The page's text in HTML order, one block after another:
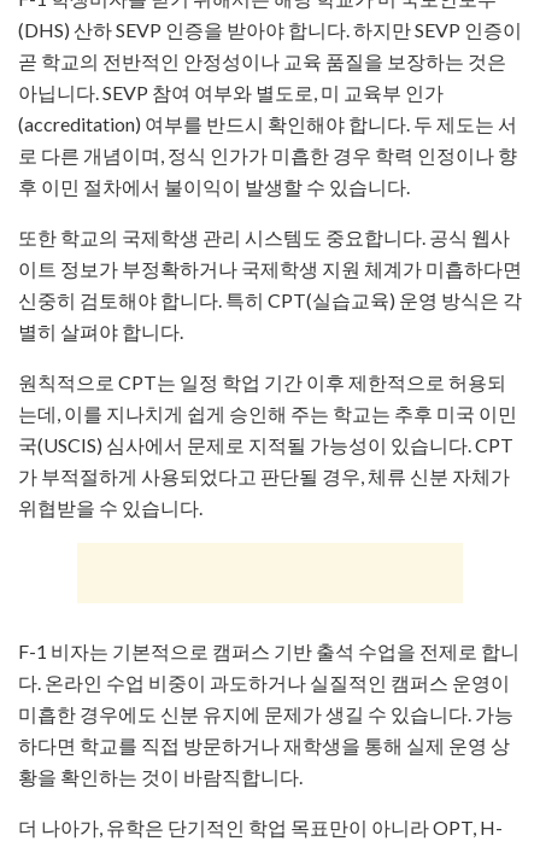
(DHS) 산하 SEVP 인증을 받아야 합니다. 하지만 SEVP 인증이
곧 학교의 전반적인 안정성이나 교육 품질을 보장하는 것은
아닙니다. SEVP 참여 여부와 별도로, 미 교육부 인가
(accreditation) 여부를 반드시 확인해야 합니다. 두 제도는 서
로 다른 개념이며, 정식 인가가 미흡한 경우 학력 인정이나 향
후 이민 절차에서 불이익이 발생할 수 있습니다.
또한 학교의 국제학생 관리 시스템도 중요합니다. 공식 웹사
이트 정보가 부정확하거나 국제학생 지원 체계가 미흡하다면
신중히 검토해야 합니다. 특히 CPT(실습교육) 운영 방식은 각
별히 살펴야 합니다.
원칙적으로 CPT는 일정 학업 기간 이후 제한적으로 허용되
는데, 이를 지나치게 쉽게 승인해 주는 학교는 추후 미국 이민
국(USCIS) 심사에서 문제로 지적될 가능성이 있습니다. CPT
가 부적절하게 사용되었다고 판단될 경우, 체류 신분 자체가
위협받을 수 있습니다.
F-1 비자는 기본적으로 캠퍼스 기반 출석 수업을 전제로 합니
다. 온라인 수업 비중이 과도하거나 실질적인 캠퍼스 운영이
미흡한 경우에도 신분 유지에 문제가 생길 수 있습니다. 가능
하다면 학교를 직접 방문하거나 재학생을 통해 실제 운영 상
황을 확인하는 것이 바람직합니다.
더 나아가, 유학은 단기적인 학업 목표만이 아니라 OPT, H-